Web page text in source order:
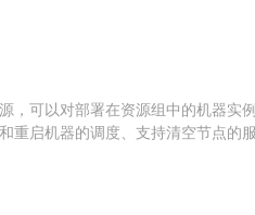
，可以对部署在资源组中的机器实
重启机器的调度、支持清空节点的服